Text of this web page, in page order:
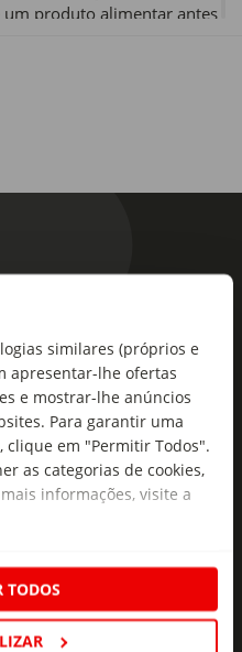
similares (próprios e
apresentar-lhe ofertas
e mostrar-lhe anúncios
Para garantir uma
em "Permitir Todos".
as categorias de cookies,
informações, visite a
TODOS
produto alimentar antes
no
exclusivas,